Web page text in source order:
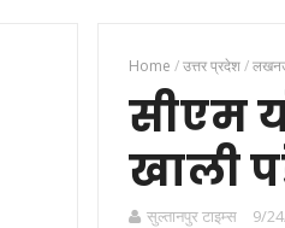
Home /उत्तर प्रदेश/
सीएम
खाली
सुल्तानपुर टाइम्स 9/